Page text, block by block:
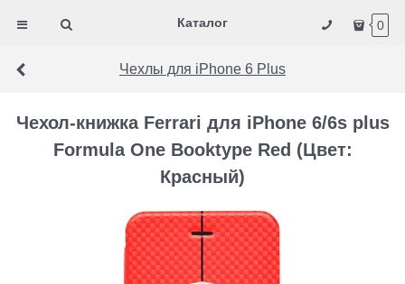
Каталог 0
Чехлы для iPhone 6 Plus
Чехол-книжка Ferrari для iPhone 6/6s plus
Formula One Booktype Red (Цвет:
Красный)